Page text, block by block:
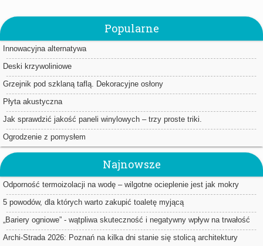
Popularne
Innowacyjna alternatywa
Deski krzywoliniowe
Grzejnik pod szklaną taflą. Dekoracyjne osłony
Płyta akustyczna
Jak sprawdzić jakość paneli winylowych – trzy proste triki.
Ogrodzenie z pomysłem
Najnowsze
Odporność termoizolacji na wodę – wilgotne ocieplenie jest jak mokry
sweter
5 powodów, dla których warto zakupić toaletę myjącą
„Bariery ogniowe” - wątpliwa skuteczność i negatywny wpływ na trwałość
ociepleń
Archi-Strada 2026: Poznań na kilka dni stanie się stolicą architektury